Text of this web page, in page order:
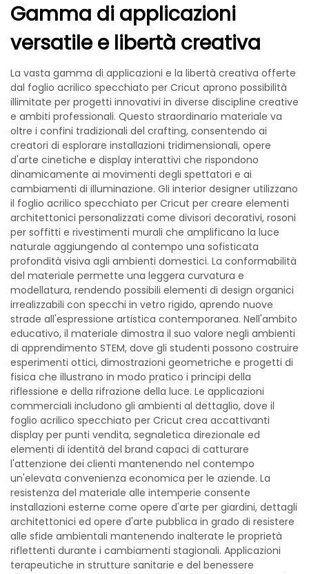
Gamma di applicazioni
versatile e libertà creativa
La vasta gamma di applicazioni e la libertà creativa offerte
dal foglio acrilico specchiato per Cricut aprono possibilità
illimitate per progetti innovativi in diverse discipline creative
e ambiti professionali. Questo straordinario materiale va
oltre i confini tradizionali del crafting, consentendo ai
creatori di esplorare installazioni tridimensionali, opere
d'arte cinetiche e display interattivi che rispondono
dinamicamente ai movimenti degli spettatori e ai
cambiamenti di illuminazione. Gli interior designer utilizzano
il foglio acrilico specchiato per Cricut per creare elementi
architettonici personalizzati come divisori decorativi, rosoni
per soffitti e rivestimenti murali che amplificano la luce
naturale aggiungendo al contempo una sofisticata
profondità visiva agli ambienti domestici. La conformabilità
del materiale permette una leggera curvatura e
modellatura, rendendo possibili elementi di design organici
irrealizzabili con specchi in vetro rigido, aprendo nuove
strade all'espressione artistica contemporanea. Nell'ambito
educativo, il materiale dimostra il suo valore negli ambienti
di apprendimento STEM, dove gli studenti possono costruire
esperimenti ottici, dimostrazioni geometriche e progetti di
fisica che illustrano in modo pratico i principi della
riflessione e della rifrazione della luce. Le applicazioni
commerciali includono gli ambienti al dettaglio, dove il
foglio acrilico specchiato per Cricut crea accattivanti
display per punti vendita, segnaletica direzionale ed
elementi di identità del brand capaci di catturare
l'attenzione dei clienti mantenendo nel contempo
un'elevata convenienza economica per le aziende. La
resistenza del materiale alle intemperie consente
installazioni esterne come opere d'arte per giardini, dettagli
architettonici ed opere d'arte pubblica in grado di resistere
alle sfide ambientali mantenendo inalterate le proprietà
riflettenti durante i cambiamenti stagionali. Applicazioni
terapeutiche in strutture sanitarie e del benessere